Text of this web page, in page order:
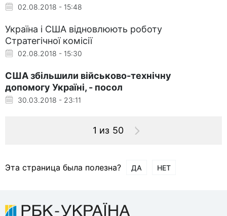
02.08.2018 - 15:48
Україна і США відновлюють роботу
Стратегічної комісії
02.08.2018 - 15:30
США збільшили військово-технічну
допомогу Україні, - посол
30.03.2018 - 23:11
1 из 50
Эта страница была полезна? ДА НЕТ